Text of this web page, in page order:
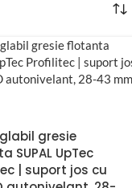
gresie
SUPAL UpTec
| suport jos cu